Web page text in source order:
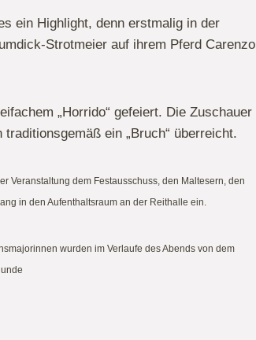
ein Highlight, denn erstmalig in der
Strotmeier auf ihrem Pferd Carenzo
„Horrido“ gefeiert. Die Zuschauer
ein „Bruch“ überreicht.
Veranstaltung dem Festausschuss, den Maltesern, den
in den Aufenthaltsraum an der Reithalle ein.
wurden im Verlaufe des Abends von dem